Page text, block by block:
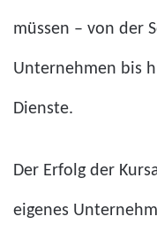
müssen – von der
Unternehmen bis
Dienste.
Der Erfolg der
eigenes